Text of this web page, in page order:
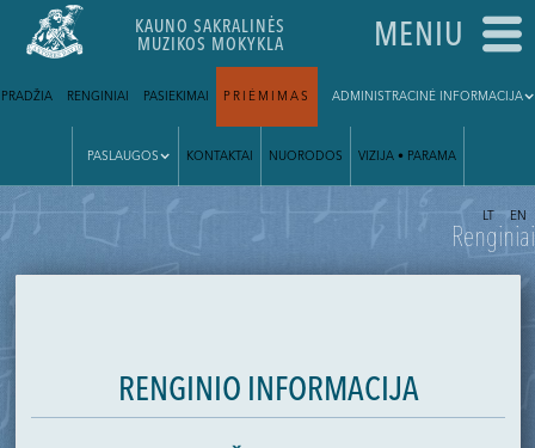
KAUNO SAKRALINĖS
MUZIKOS MOKYKLA
MENIU
PRADŽIA RENGINIAI PASIEKIMAI PRIĖMIMAS ADMINISTRACINĖ INFORMACIJA
PASLAUGOS KONTAKTAI NUORODOS VIZIJA • PARAMA
| LT EN
Renginiai
RENGINIO INFORMACIJA